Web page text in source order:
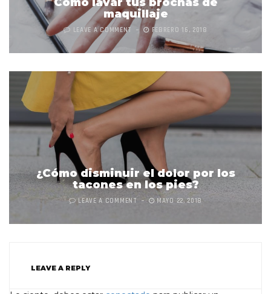
maquillaje
LEAVE A COMMENT FEBRERO 16, 2018
¿Cómo disminuir el dolor por los
tacones en los pies?
LEAVE A COMMENT MAYO 22, 2018
LEAVE A REPLY